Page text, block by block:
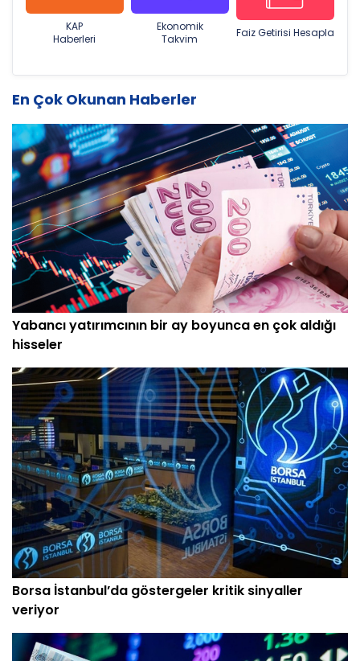
KAP
Haberleri
Ekonomik
Takvim
Faiz Getirisi Hesapla
En Çok Okunan Haberler
Yabancı yatırımcının bir ay boyunca en çok aldığı
hisseler
Borsa İstanbul’da göstergeler kritik sinyaller
veriyor